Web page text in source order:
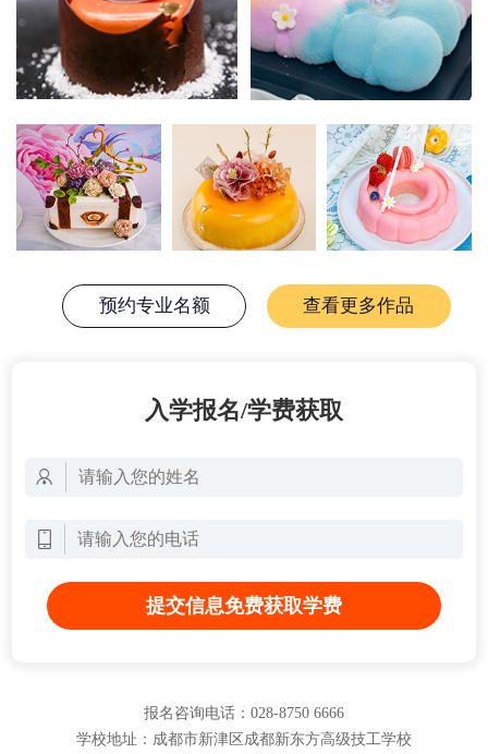
预约专业名额 查看更多作品
入学报名/学费获取
提交信息免费获取学费
报名咨询电话：028-8750 6666
学校地址：成都市新津区成都新东方高级技工学校